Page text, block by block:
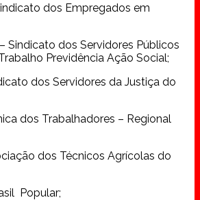
dos Empregados em
Sindicato dos Servidores Públicos
Previdência Ação Social;
dos Servidores da Justiça do
dos Trabalhadores – Regional
dos Técnicos Agrícolas do
Popular;